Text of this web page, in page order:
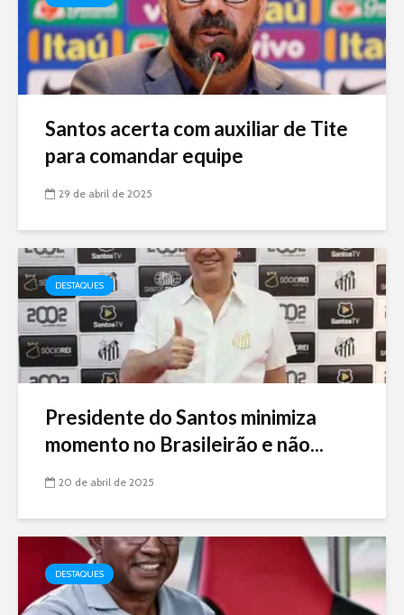
Santos acerta com auxiliar de Tite
para comandar equipe
29 de abril de 2025
DESTAQUES
Presidente do Santos minimiza
momento no Brasileirão e não...
20 de abril de 2025
DESTAQUES